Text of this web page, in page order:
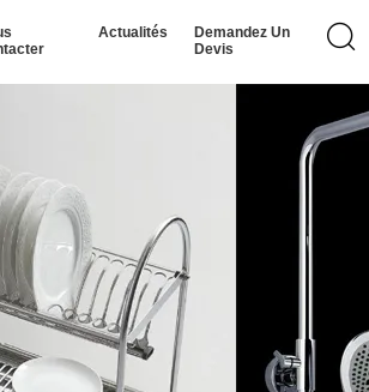
Actualités
Demandez Un
Devis